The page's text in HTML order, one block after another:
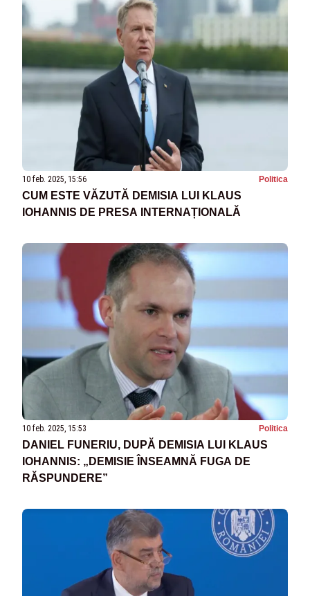
10 feb. 2025, 15:56 Politica
CUM ESTE VĂZUTĂ DEMISIA LUI KLAUS
IOHANNIS DE PRESA INTERNAȚIONALĂ
10 feb. 2025, 15:53 Politica
DANIEL FUNERIU, DUPĂ DEMISIA LUI KLAUS
IOHANNIS: „DEMISIE ÎNSEAMNĂ FUGA DE
RĂSPUNDERE”